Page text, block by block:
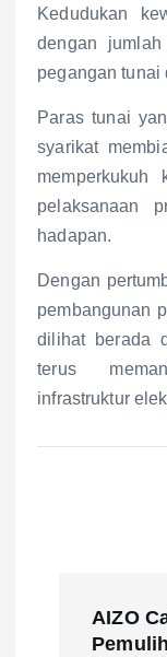
Kedudukan
dengan
pegangan tunai
Paras tunai
syarikat
memperkukuh
pelaksanaan
hadapan.
Dengan
pembangunan
dilihat berada
terus
infrastruktur
AIZO